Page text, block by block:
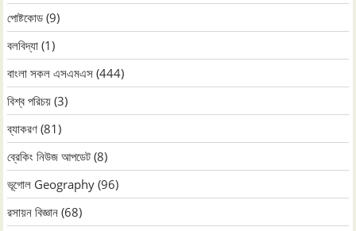
পোষ্টকোড (9)
বলবিদ্যা (1)
বাংলা সকল এসএমএস (444)
বিশ্ব পরিচয় (3)
ব্যাকরণ (81)
ব্রেকিং নিউজ আপডেট (8)
ভূগোল Geography (96)
রসায়ন বিজ্ঞান (68)